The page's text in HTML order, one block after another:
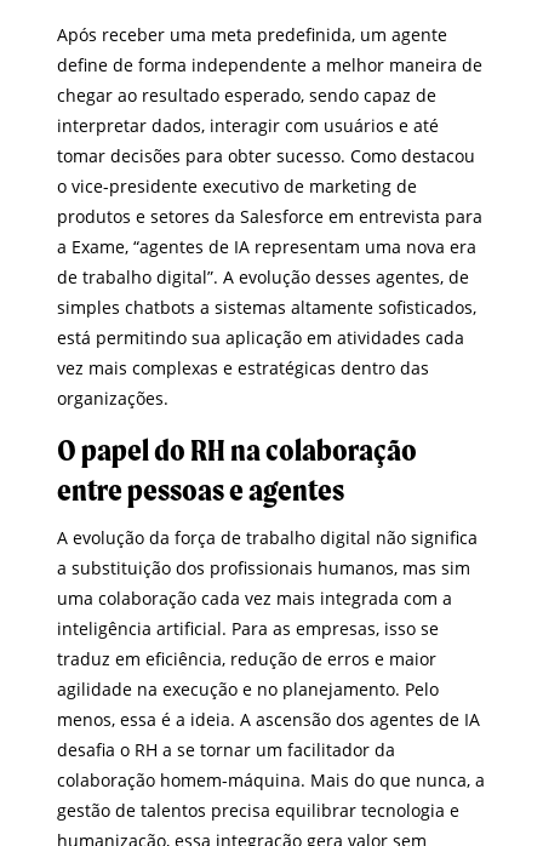
Após receber uma meta predefinida, um agente
define de forma independente a melhor maneira de
chegar ao resultado esperado, sendo capaz de
interpretar dados, interagir com usuários e até
tomar decisões para obter sucesso. Como destacou
o vice-presidente executivo de marketing de
produtos e setores da Salesforce em entrevista para
a Exame, “agentes de IA representam uma nova era
de trabalho digital”. A evolução desses agentes, de
simples chatbots a sistemas altamente sofisticados,
está permitindo sua aplicação em atividades cada
vez mais complexas e estratégicas dentro das
organizações.
O papel do RH na colaboração
entre pessoas e agentes
A evolução da força de trabalho digital não significa
a substituição dos profissionais humanos, mas sim
uma colaboração cada vez mais integrada com a
inteligência artificial. Para as empresas, isso se
traduz em eficiência, redução de erros e maior
agilidade na execução e no planejamento. Pelo
menos, essa é a ideia. A ascensão dos agentes de IA
desafia o RH a se tornar um facilitador da
colaboração homem-máquina. Mais do que nunca, a
gestão de talentos precisa equilibrar tecnologia e
humanização, essa integração gera valor sem